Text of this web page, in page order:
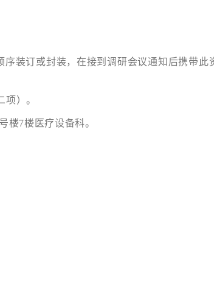
装订或封装，在接到调研会议通知后携带
）。
楼7楼医疗设备科。